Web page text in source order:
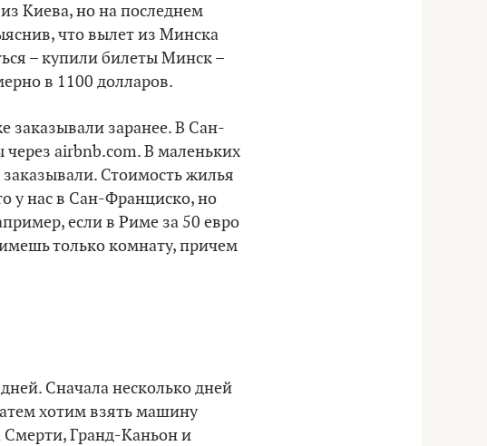
Киева, но на последнем
что вылет из Минска
– купили билеты Минск –
в 1100 долларов.
заказывали заранее. В Сан-
airbnb.com. В маленьких
Стоимость жилья
у нас в Сан-Франциско, но
если в Риме за 50 евро
только комнату, причем
Сначала несколько дней
хотим взять машину
Смерти, Гранд-Каньон и